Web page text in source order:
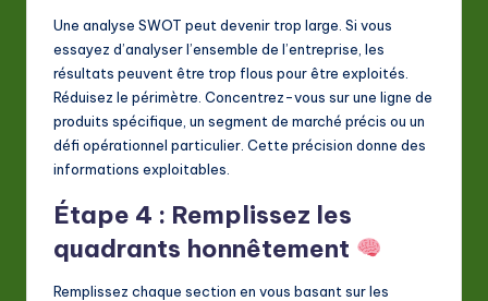
Une analyse SWOT peut devenir trop large. Si vous
essayez d’analyser l’ensemble de l’entreprise, les
résultats peuvent être trop flous pour être exploités.
Réduisez le périmètre. Concentrez-vous sur une ligne de
produits spécifique, un segment de marché précis ou un
défi opérationnel particulier. Cette précision donne des
informations exploitables.
Étape 4 : Remplissez les
quadrants honnêtement
Remplissez chaque section en vous basant sur les